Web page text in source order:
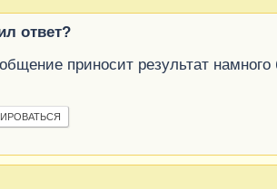
ответ?
приносит результат намного